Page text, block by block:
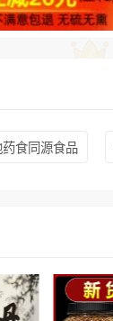
食同源食品